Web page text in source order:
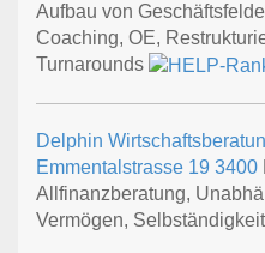
Aufbau von
Coaching, OE,
Turnarounds
Delphin
Emmentalstrasse 19 3400
Allfinanzberatung,
Vermögen, Selbständigkeit